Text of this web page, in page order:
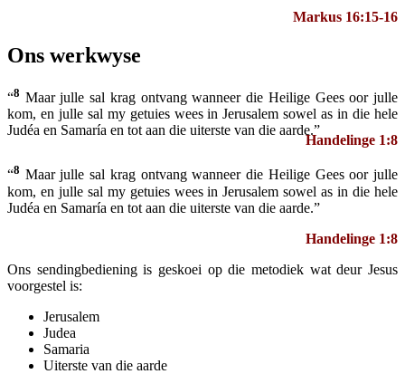
Markus 16:15-16
Ons werkwyse
“8 Maar julle sal krag ontvang wanneer die Heilige Gees oor julle
kom, en julle sal my getuies wees in Jerusalem sowel as in die hele
Judéa en Samaría en tot aan die uiterste van die aarde.”
Handelinge 1:8
“8 Maar julle sal krag ontvang wanneer die Heilige Gees oor julle
kom, en julle sal my getuies wees in Jerusalem sowel as in die hele
Judéa en Samaría en tot aan die uiterste van die aarde.”
Handelinge 1:8
Ons sendingbediening is geskoei op die metodiek wat deur Jesus
voorgestel is:
Jerusalem
Judea
Samaria
Uiterste van die aarde